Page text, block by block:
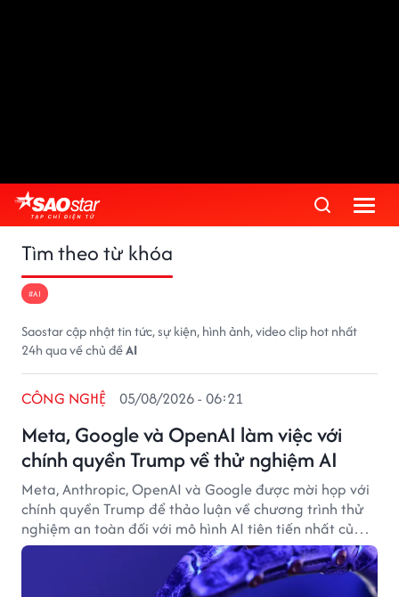
Tìm theo từ khóa
#AI
Saostar cập nhật tin tức, sự kiện, hình ảnh, video clip hot nhất
24h qua về chủ đềAI
Meta, Google và OpenAI làm việc với
chính quyền Trump về thử nghiệm AI
CÔNG NGHỆ 05/08/2026 - 06:21
Meta, Anthropic, OpenAI và Google được mời họp với
chính quyền Trump để thảo luận về chương trình thử
nghiệm an toàn đối với mô hình AI tiên tiến nhất của
Mỹ.